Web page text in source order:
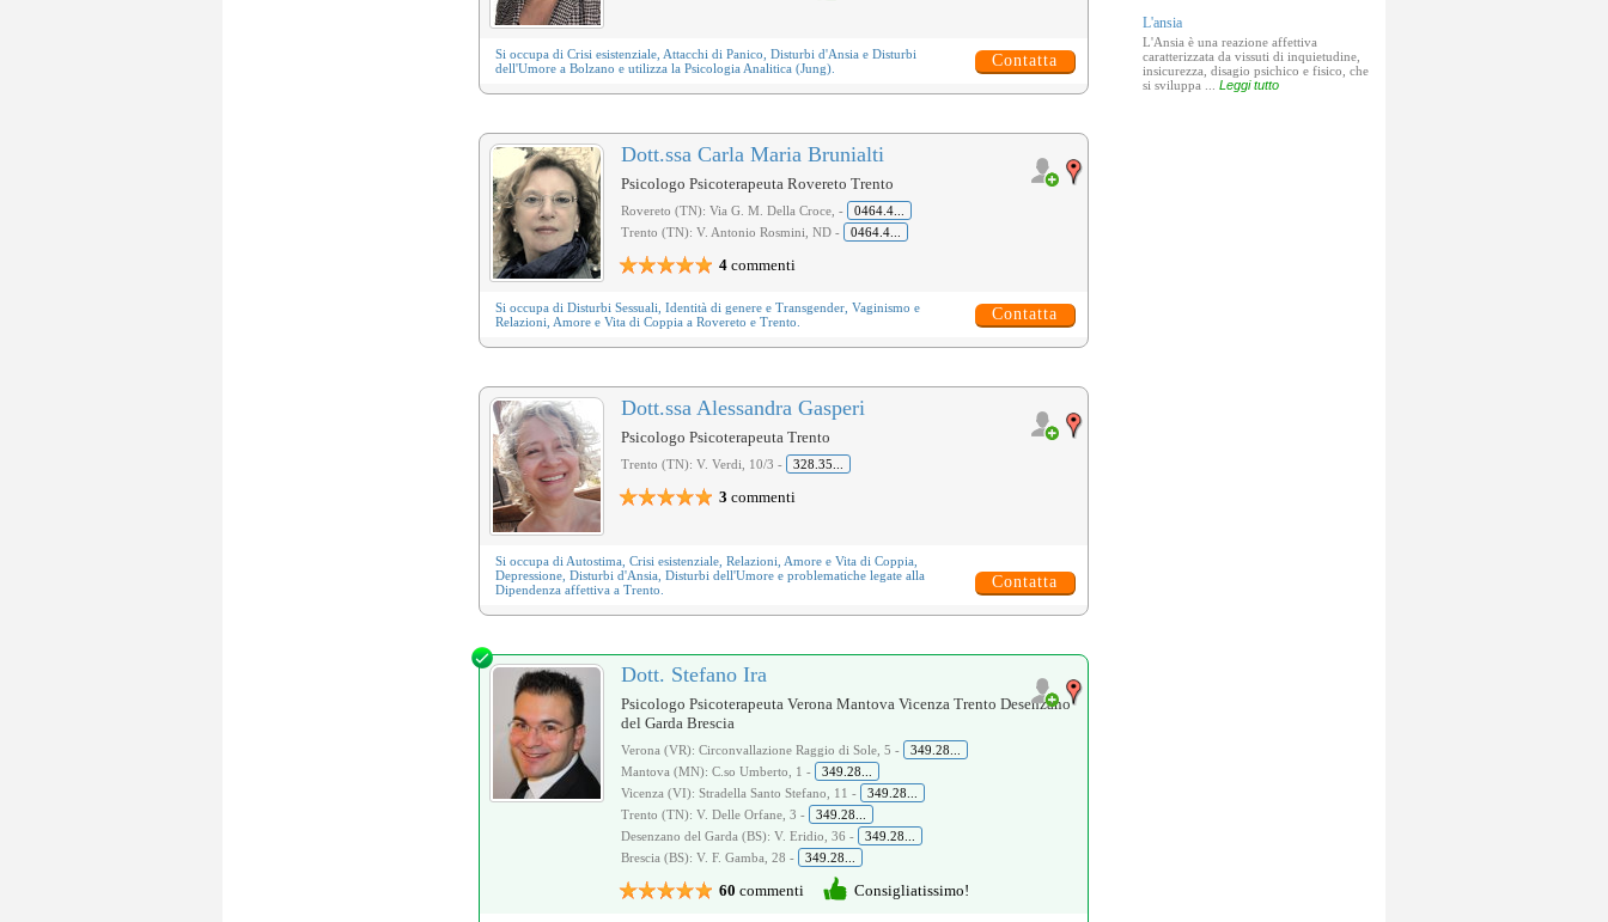
Si occupa di Crisi esistenziale Attacchi di Panico Disturbi d'Ansia e Disturbi
dell'Umore a Bolzano e utilizza la Psicologia Analitica (Jung) Contatta
Dott.ssa Carla Maria Brunialti
Psicologo Psicoterapeuta Rovereto Trento
Rovereto (TN): Via G. M. Della Croce, -
0464.4...
Trento (TN): V. Antonio Rosmini, ND -
0464.4...
4 commenti
Si occupa di Disturbi Sessuali Identità di genere e Transgender Vaginismo e
Relazioni, Amore e Vita di Coppia a Rovereto e Trento. Contatta
Dott.ssa Alessandra Gasperi
Psicologo Psicoterapeuta Trento
Trento (TN): V. Verdi, 10/3 - 328.35...
3 commenti
Si occupa di Autostima Crisi esistenziale Relazioni, Amore e Vita di Coppia
Depressione Disturbi d'Ansia Disturbi dell'Umore e problematiche legate alla
Dipendenza affettiva a Trento. Contatta
Dott. Stefano Ira
Psicologo Psicoterapeuta Verona Mantova Vicenza Trento Desenzano
del Garda Brescia
Verona (VR): Circonvallazione Raggio di Sole, 5 -
349.28...
Mantova (MN): C.so Umberto, 1 -
349.28...
Vicenza (VI): Stradella Santo Stefano, 11 -
349.28...
Trento (TN): V. Delle Orfane, 3 -
349.28...
Desenzano del Garda (BS): V. Eridio, 36 -
349.28...
Brescia (BS): V. F. Gamba, 28 -
349.28...
60 commenti Consigliatissimo!
L'ansia
L'Ansia è una reazione affettiva
caratterizzata da vissuti di inquietudine,
insicurezza, disagio psichico e fisico, che
si sviluppa ... Leggi tutto